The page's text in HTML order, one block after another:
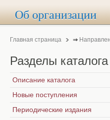
Об организации
Главная страница ⇒
Разделы каталога
Описание каталога
Новые поступления
Периодические издания